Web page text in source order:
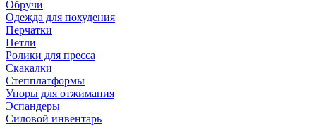
Обручи
Одежда для похудения
Перчатки
Петли
Ролики для пресса
Скакалки
Степплатформы
Упоры для отжимания
Эспандеры
Силовой инвентарь